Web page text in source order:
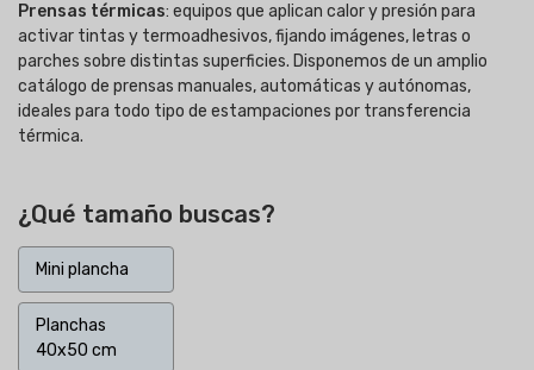
Prensas térmicas: equipos que aplican calor y presión para
activar tintas y termoadhesivos, fijando imágenes, letras o
parches sobre distintas superficies. Disponemos de un amplio
catálogo de prensas manuales, automáticas y autónomas,
ideales para todo tipo de estampaciones por transferencia
térmica.
¿Qué tamaño buscas?
Mini plancha
Planchas
40x50 cm